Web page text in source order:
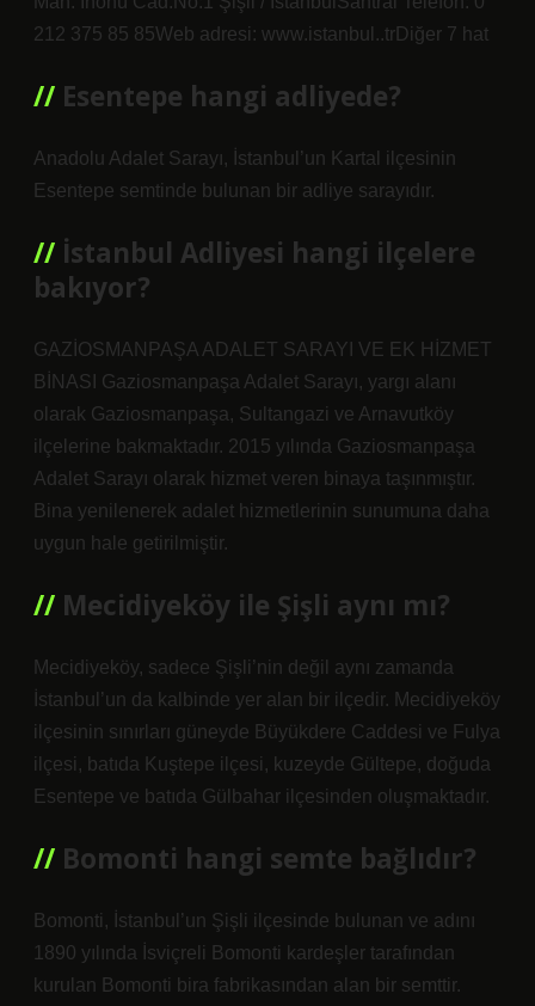
212 375 85 85Web adresi: www.istanbul..trDiğer 7 hat
Esentepe hangi adliyede?
Anadolu Adalet Sarayı, İstanbul’un Kartal ilçesinin
Esentepe semtinde bulunan bir adliye sarayıdır.
İstanbul Adliyesi hangi ilçelere
bakıyor?
GAZİOSMANPAŞA ADALET SARAYI VE EK HİZMET
BİNASI Gaziosmanpaşa Adalet Sarayı, yargı alanı
olarak Gaziosmanpaşa, Sultangazi ve Arnavutköy
ilçelerine bakmaktadır. 2015 yılında Gaziosmanpaşa
Adalet Sarayı olarak hizmet veren binaya taşınmıştır.
Bina yenilenerek adalet hizmetlerinin sunumuna daha
uygun hale getirilmiştir.
Mecidiyeköy ile Şişli aynı mı?
Mecidiyeköy, sadece Şişli’nin değil aynı zamanda
İstanbul’un da kalbinde yer alan bir ilçedir. Mecidiyeköy
ilçesinin sınırları güneyde Büyükdere Caddesi ve Fulya
ilçesi, batıda Kuştepe ilçesi, kuzeyde Gültepe, doğuda
Esentepe ve batıda Gülbahar ilçesinden oluşmaktadır.
Bomonti hangi semte bağlıdır?
Bomonti, İstanbul’un Şişli ilçesinde bulunan ve adını
1890 yılında İsviçreli Bomonti kardeşler tarafından
kurulan Bomonti bira fabrikasından alan bir semttir.